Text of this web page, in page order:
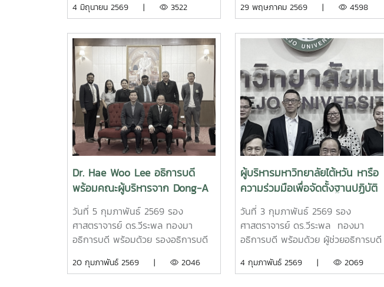
คณะศิลปศาสตร์ คณะผลิตกรรม
และเทคโนโลยี วิทยาลัยนานาชาติ และ
วิทยาลัยพลังงานทดแทน ให้การ
ต้อนรับ Dr. Yuen-Chun Huang รอง
อธิการบดี และผู้บริหารจาก National
Chiayi University ไต้หวัน ในโอกาส
เรียนมหาวิทยาลัยแม่โจ้เพื่อหารือความ
ร่วมมือและสานต่อกิจกรรมทางวิชาการ
ระหว่างสองสถาบัน
4 มิถุนายน 2569 | 3522
ทักษะภาษาไทย (เพื่อการสื่อสารและ
อังกฤษให้แก่ผู้รับรัฐบาลไทยระดับ
ปริญญาโท สาขาการพัฒนาทรัพยากร
มนุษย์ ? ภายใต้แผนงานความร่วมมือ
เพื่อการพัฒนาไทย - ลาว ประจำปี
2569 โดยมี คณบดี ผู้บริหาร อาจารย์
คณะศิลปศาสตร์ และคุณสุดารัตน์ อุ่น
ชัยยา หัวหน้ากลุ่มงานบริหารทุนศึกษา
? เป็นผู้แทนจากกรมความร่วมมือ
ระหว่างประเทศ กระทรวงการต่าง
ประเทศ เข้าร่วมพิธีเปิดการฝึกอบรมฯ
พร้อมปฐมนิเทศ และชี้แจงกฎระเบียบ
การรับทุน การฝึกอบรมฯ ครั้งนี้ มี
ผู้รับทุนรัฐบาลไทยจากสาธารณรัฐ
ประชาธิปไตยประชาชนลาว เข้าร่วมการ
ฝึกอบรม ทั้งสิ้น 20 ราย ในระหว่างวัน
2569 ณ คณะศิลปศาสตร์มหาวิทยาลัย
29 พฤษภาคม 2569 | 4598
Dr. Hae Woo Lee อธิการบดี
พร้อมคณะผู้บริหารจาก Dong-A
University ประเทศสาธารณรัฐ
เกาหลี เยือนมหาวิทยาลัยแม่โจ้
วันที่ 5 กุมภาพันธ์ 2569 รอง
ศาสตราจารย์ ดร.วีระพล ทองมา
อธิการบดี พร้อมด้วย รองอธิการบดี
ศิลปศาสตร์ รองคณบดีคณะวิศวกรรม
20 กุมภาพันธ์ 2569 | 2046
ผู้บริหารมหาวิทยาลัยไต้หวัน หารือ
ความร่วมมือเพื่อจัดตั้งฐานปฏิบัติ
การ Taiwan-Thailand INTECT
Base ณ มหาวิทยาลัยแม่โจ้
วันที่ 3 กุมภาพันธ์ 2569 รอง
ศาสตราจารย์ ดร.วีระพล ทองมา
อธิการบดี พร้อมด้วย ผู้ช่วยอธิการบดี
เกษตร และรองคณบดีวิทยาลัย
4 กุมภาพันธ์ 2569 | 2069